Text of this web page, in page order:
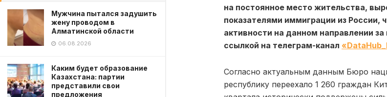
Мужчина пытался задушить
жену проводом в
Алматинской области
06.08.2026
Каким будет образование
Казахстана: партии
представили свои
предложения
на постоянное место жительства,
показателями иммиграции из России,
активности на данном направлении
ссылкой на телеграм-канал
Согласно актуальным данным Бюро
республику переехало 1 260 граждан